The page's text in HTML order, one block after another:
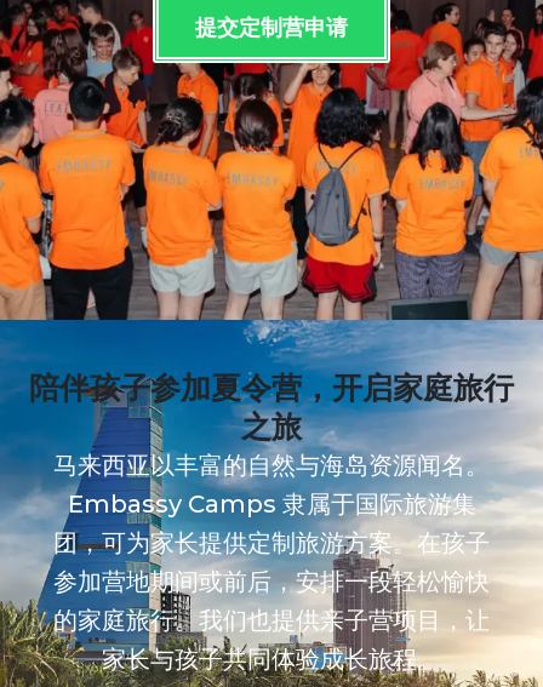
提交定制营申请
陪伴孩子参加夏令营，开启家庭旅行
之旅
马来西亚以丰富的自然与海岛资源闻名。
Embassy Camps 隶属于国际旅游集
团，可为家长提供定制旅游方案。在孩子
参加营地期间或前后，安排一段轻松愉快
的家庭旅行。我们也提供亲子营项目，让
家长与孩子共同体验成长旅程。